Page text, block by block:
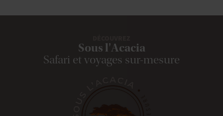
Sous l'Acacia
Safari et voyages sur-mesure